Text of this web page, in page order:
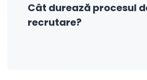
Cât durează procesul
recrutare?